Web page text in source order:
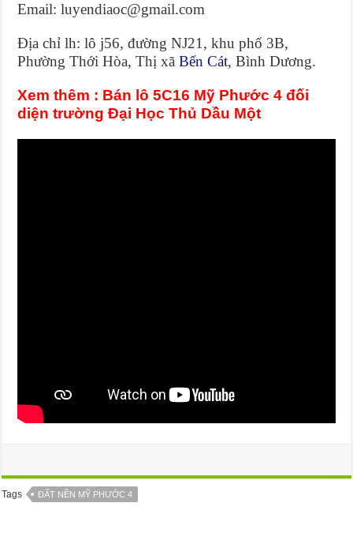
Email: luyendiaoc@gmail.com
Địa chỉ lh: lô j56, đường NJ21, khu phố 3B,
Phường Thới Hòa, Thị xãBến Cát, Bình Dương.
Xem thêm : Bán lô 5C16 Mỹ Phước 4 đối
diện trường Đại Học Thủ Dầu Một
Tags ĐẤT NỀN MỸ PHƯỚC 4